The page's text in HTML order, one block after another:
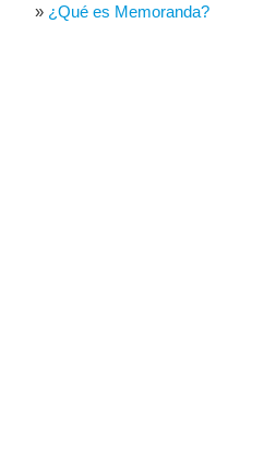
¿Qué es Memoranda?